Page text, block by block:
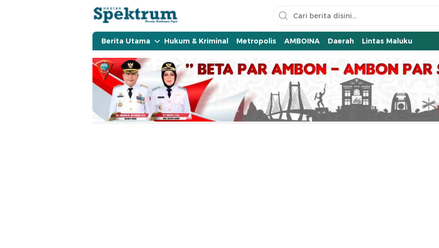
spektrumonline.com
Berita Utama Hukum & Kriminal Metropolis AMBOINA Daerah Lintas Maluku